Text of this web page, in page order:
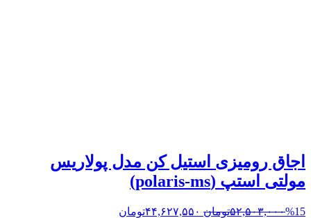
اجاق رومیزی استیل کن مدل پولاریس
مولتی استپ (polaris-ms)
%15۵۲,۵۰۳,۰۰۰تومان ۴۴,۶۲۷,۵۵۰تومان